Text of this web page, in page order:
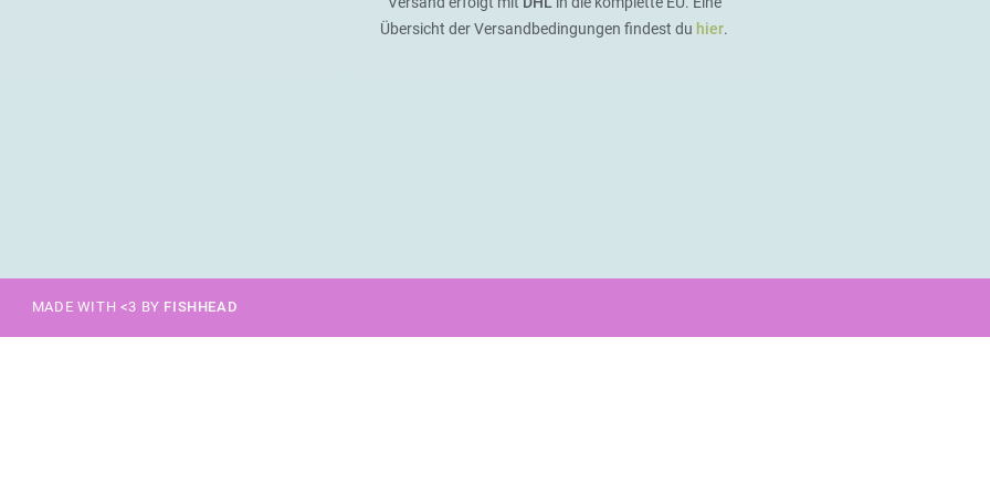
Übersicht der Versandbedingungen findest du hier.
MADE WITH <3 BY FISHHEAD